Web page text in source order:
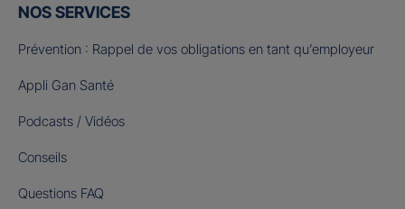
NOS SERVICES
Prévention : Rappel de vos obligations en tant qu’employeur
Appli Gan Santé
Podcasts / Vidéos
Conseils
Questions FAQ